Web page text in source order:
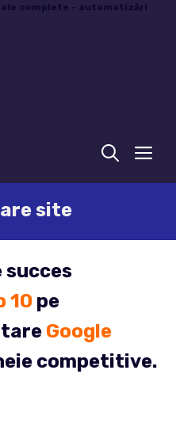
complete - automatizări
site
succes
10 pe
Google
competitive.